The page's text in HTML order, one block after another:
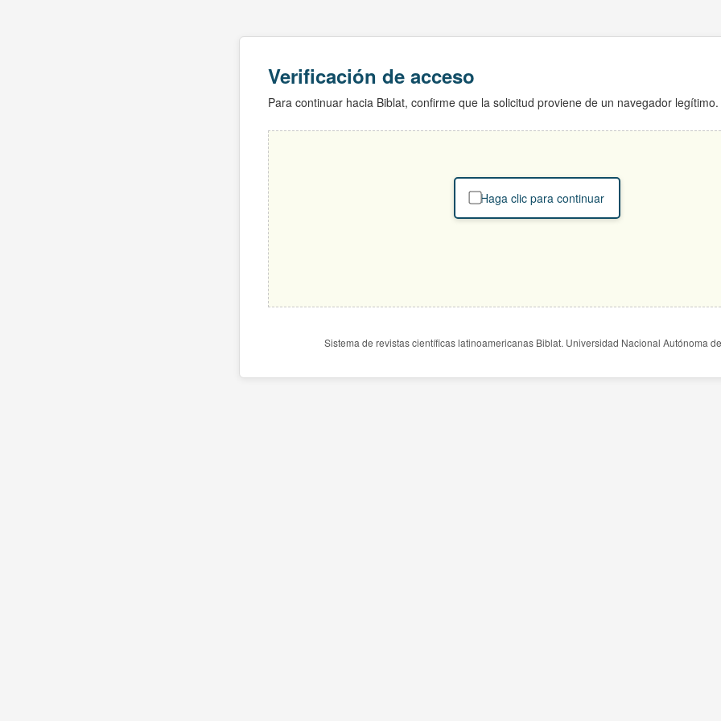
Verificación de acceso
Para continuar hacia Biblat, confirme que la solicitud proviene de un navegador legítimo.
Haga clic para continuar
Sistema de revistas científicas latinoamericanas Biblat. Universidad Nacional Autónoma